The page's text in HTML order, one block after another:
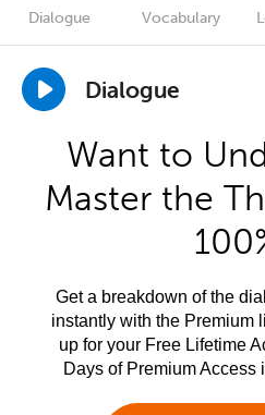
Dialogue Vocabulary
Dialogue
Want to
Master the
Get a breakdown of the
instantly with the Premium
up for your Free Lifetime
Days of Premium Access